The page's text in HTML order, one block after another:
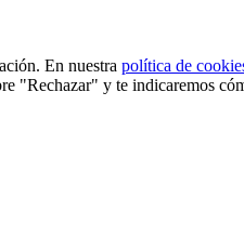
En nuestra política de
"Rechazar" y te indicaremos